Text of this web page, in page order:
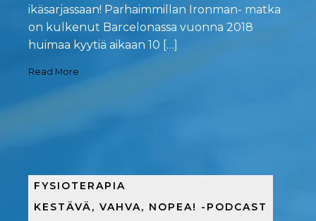
ikäsarjassaan! Parhaimmillan Ironman- matka
on kulkenut Barcelonassa vuonna 2018
huimaa kyytiä aikaan 10 […]
Read More
FYSIOTERAPIA
KESTÄVÄ, VAHVA, NOPEA! -PODCAST